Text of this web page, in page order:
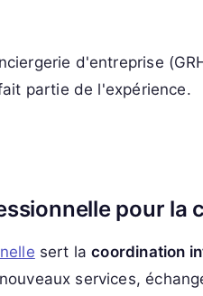
d'entreprise
partie de l'expérience.
pour la
sert lacoordination
services,